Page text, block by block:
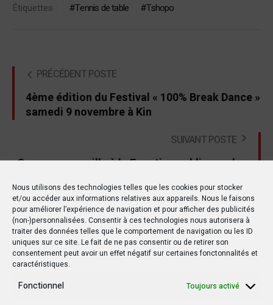
Nous utilisons des technologies telles que les cookies pour stocker
et/ou accéder aux informations relatives aux appareils. Nous le faisons
pour améliorer l’expérience de navigation et pour afficher des publicités
(non-)personnalisées. Consentir à ces technologies nous autorisera à
traiter des données telles que le comportement de navigation ou les ID
uniques sur ce site. Le fait de ne pas consentir ou de retirer son
consentement peut avoir un effet négatif sur certaines fonctonnalités et
caractéristiques.
Fonctionnel Toujours activé
Étiquettes : Tennis de table Tshopo
PRÉCÉDENT POSTE
4ème édition du Festival « 100% Break Dance »
samedi 9 novembre à Kin
SUIVANT POSTE
Grosse magouille à la Fonction publique, plus
Autres postes
POLITIQUE POLITIQUE